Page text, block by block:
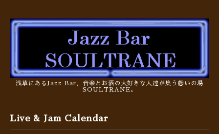
浅草にあるJazz Bar。音楽とお酒の大好きな人達が集う憩いの場
SOULTRANE。
Live & Jam Calendar